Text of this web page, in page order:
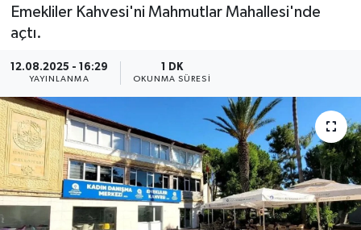
Emekliler Kahvesi'ni Mahmutlar Mahallesi'nde
açtı.
12.08.2025 - 16:29
YAYINLANMA
1 DK
OKUNMA SÜRESI
Gazipaşa